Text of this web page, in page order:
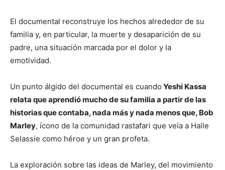
El documental reconstruye los hechos alrededor de su
familia y, en particular, la muerte y desaparición de su
padre, una situación marcada por el dolor y la
emotividad.
Un punto álgido del documental es cuando Yeshi Kassa
relata que aprendió mucho de su familia a partir de las
historias que contaba, nada más y nada menos que, Bob
Marley, ícono de la comunidad rastafari que veía a Haile
Selassie como héroe y un gran profeta.
La exploración sobre las ideas de Marley, del movimiento